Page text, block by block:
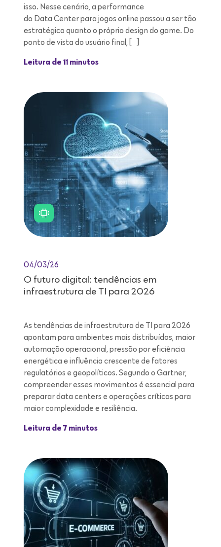
isso. Nesse cenário, a performance
do Data Center para jogos online passou a ser tão
estratégica quanto o próprio design do game. Do
ponto de vista do usuário final, […]
Leitura de 11 minutos
04/03/26
O futuro digital: tendências em
infraestrutura de TI para 2026
As tendências de infraestrutura de TI para 2026
apontam para ambientes mais distribuídos, maior
automação operacional, pressão por eficiência
energética e influência crescente de fatores
regulatórios e geopolíticos. Segundo o Gartner,
compreender esses movimentos é essencial para
preparar data centers e operações críticas para
maior complexidade e resiliência.
Leitura de 7 minutos